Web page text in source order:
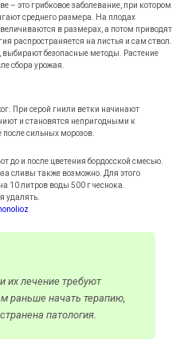
– это грибковое заболевание, при котором
среднего размера. На плодах
в размерах, а потом приводят
распространяется на листья и сам ствол.
выбирают безопасные методы. Растение
сбора урожая.
При серой гнили ветки начинают
и становятся непригодными к
сильных морозов.
до и после цветения бордосской смесью.
сливы также возможно. Для этого
10 литров воды 500 г чеснока.
удалять.
их лечение требуют
раньше начать терапию,
патология.